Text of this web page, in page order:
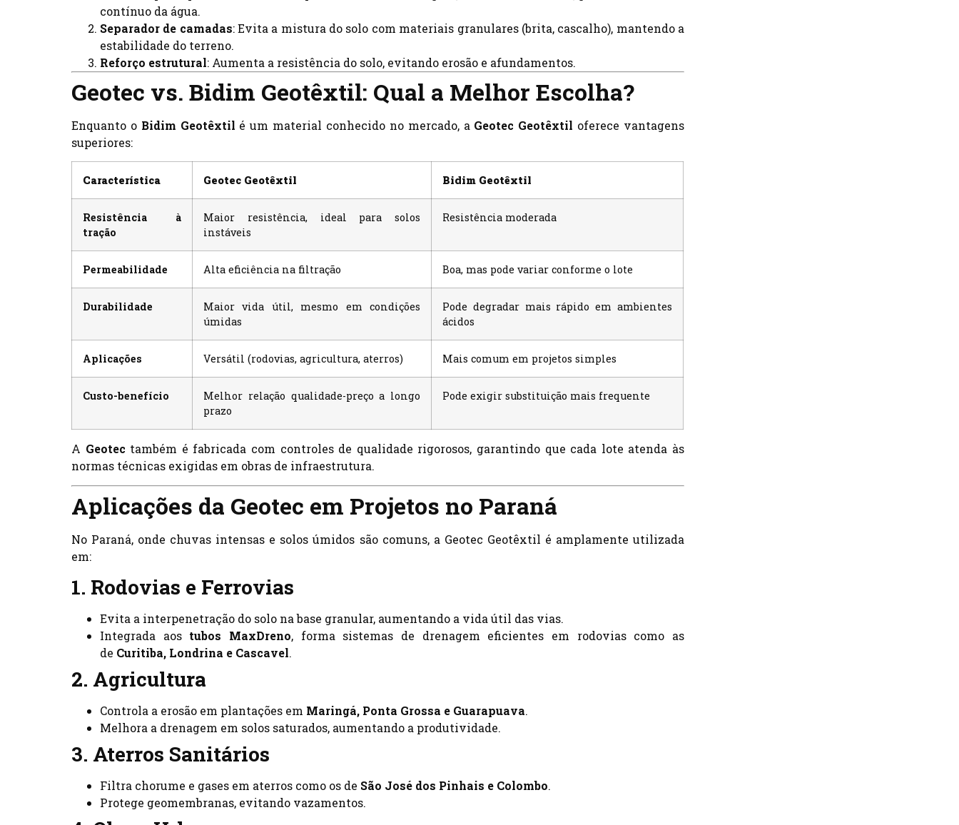
contínuo da água.
Separador de camadas: Evita a mistura do solo com materiais granulares (brita, cascalho), mantendo a
estabilidade do terreno.
Reforço estrutural: Aumenta a resistência do solo, evitando erosão e afundamentos.
Geotec vs. Bidim Geotêxtil: Qual a Melhor Escolha?
Enquanto o Bidim Geotêxtil é um material conhecido no mercado, a Geotec Geotêxtil oferece vantagens
superiores:
Característica Geotec Geotêxtil Bidim Geotêxtil
Resistência à
tração
Maior resistência, ideal para solos
instáveis
Resistência moderada
Permeabilidade Alta eficiência na filtração Boa, mas pode variar conforme o lote
Durabilidade
Maior vida útil, mesmo em condições
úmidas
Pode degradar mais rápido em ambientes
ácidos
Aplicações Versátil (rodovias, agricultura, aterros) Mais comum em projetos simples
Custo-benefício
Melhor relação qualidade-preço a longo
prazo
Pode exigir substituição mais frequente
A Geotec também é fabricada com controles de qualidade rigorosos, garantindo que cada lote atenda às
normas técnicas exigidas em obras de infraestrutura.
Aplicações da Geotec em Projetos no Paraná
No Paraná, onde chuvas intensas e solos úmidos são comuns, a Geotec Geotêxtil é amplamente utilizada
em:
1. Rodovias e Ferrovias
Evita a interpenetração do solo na base granular, aumentando a vida útil das vias.
Integrada aos tubos MaxDreno, forma sistemas de drenagem eficientes em rodovias como as
de Curitiba, Londrina e Cascavel.
2. Agricultura
Controla a erosão em plantações em Maringá, Ponta Grossa e Guarapuava.
Melhora a drenagem em solos saturados, aumentando a produtividade.
3. Aterros Sanitários
Filtra chorume e gases em aterros como os de São José dos Pinhais e Colombo.
Protege geomembranas, evitando vazamentos.